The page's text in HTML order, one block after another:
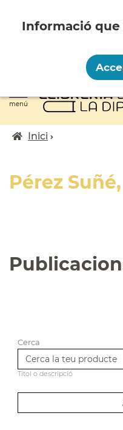
contingut
menú
Fil
Inici
Pérez
Cerca
Títol o descripció
personal amb les
Funcionalitat,
Més informació
Canviar preferències